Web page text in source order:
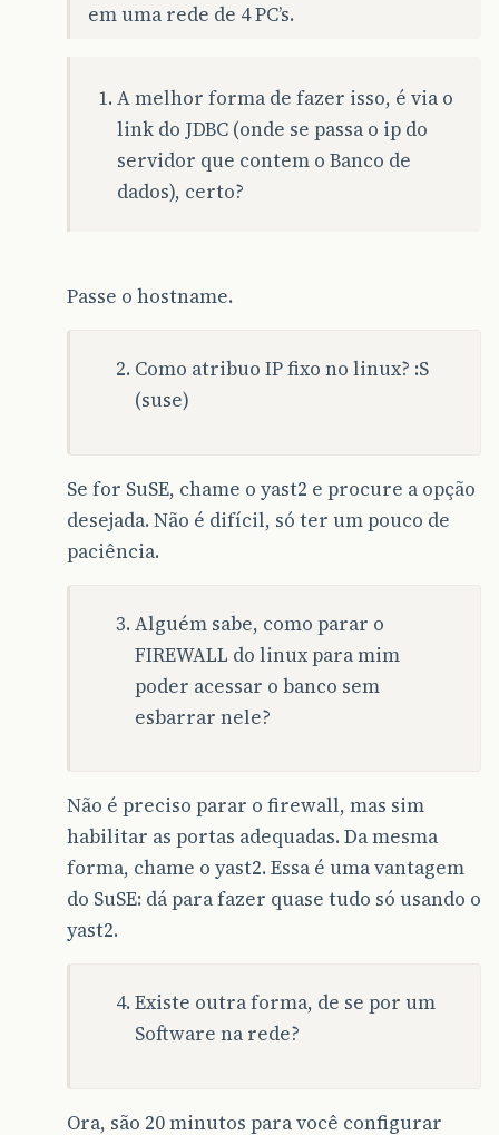
em uma rede de 4 PC’s.
A melhor forma de fazer isso, é via o
link do JDBC (onde se passa o ip do
servidor que contem o Banco de
dados), certo?
Passe o hostname.
Como atribuo IP fixo no linux? :S
(suse)
Se for SuSE, chame o yast2 e procure a opção
desejada. Não é difícil, só ter um pouco de
paciência.
Alguém sabe, como parar o
FIREWALL do linux para mim
poder acessar o banco sem
esbarrar nele?
Não é preciso parar o firewall, mas sim
habilitar as portas adequadas. Da mesma
forma, chame o yast2. Essa é uma vantagem
do SuSE: dá para fazer quase tudo só usando o
yast2.
Existe outra forma, de se por um
Software na rede?
Ora, são 20 minutos para você configurar